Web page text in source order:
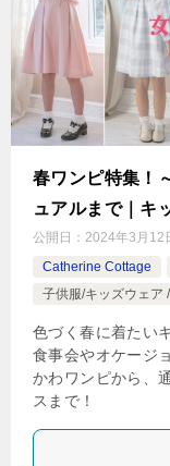
春ワンピ特集！
ュアルまで｜キ
公開日： 2024年3月12
Catherine Cottage
子供服/キッズウェア
色づく春に着たい
食事会やオケージ
かわワンピから、
スまで！